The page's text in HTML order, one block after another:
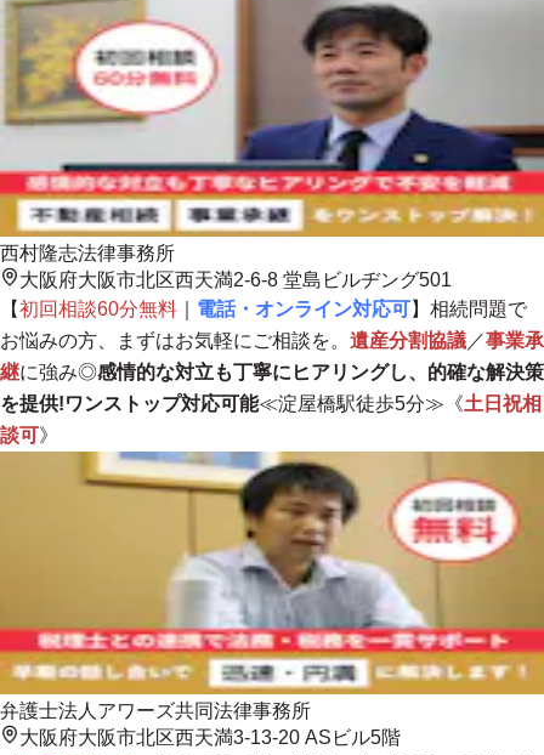
西村隆志法律事務所
大阪府大阪市北区西天満2-6-8 堂島ビルヂング501
【初回相談60分無料 電話・オンライン対応可】相続問題で
お悩みの方、まずはお気軽にご相談を。 遺産分割協議 ／事業承
継に強み◎感情的な対立も丁寧にヒアリングし、的確な解決策
を提供!ワンストップ対応可能≪淀屋橋駅徒歩5分≫《土日祝相
談可》
弁護士法人アワーズ共同法律事務所
大阪府大阪市北区西天満3-13-20 ASビル5階